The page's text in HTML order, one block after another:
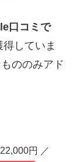
口コミで
得していま
ののみアド
円 ／